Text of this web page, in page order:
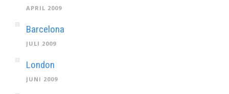
APRIL 2009
Barcelona
JULI 2009
London
JUNI 2009